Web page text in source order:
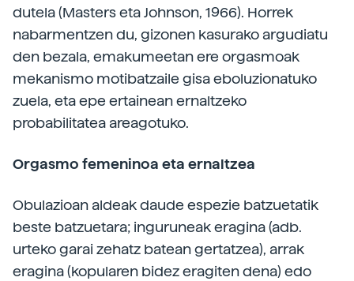
dutela (Masters eta Johnson, 1966). Horrek
nabarmentzen du, gizonen kasurako argudiatu
den bezala, emakumeetan ere orgasmoak
mekanismo motibatzaile gisa eboluzionatuko
zuela, eta epe ertainean ernaltzeko
probabilitatea areagotuko.
Orgasmo femeninoa eta ernaltzea
Obulazioan aldeak daude espezie batzuetatik
beste batzuetara; inguruneak eragina (adb.
urteko garai zehatz batean gertatzea), arrak
eragina (kopularen bidez eragiten dena) edo